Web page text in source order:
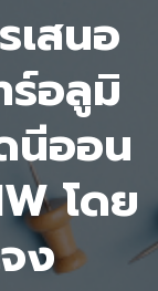
เสนอ
ร์อลูมิ
นีออน
โดย
ง